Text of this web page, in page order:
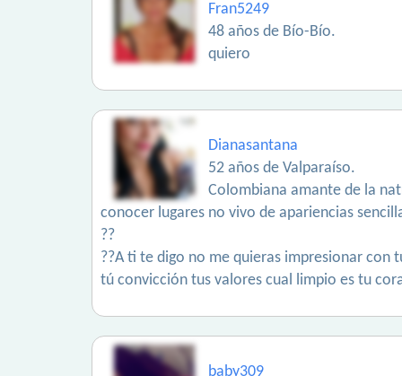
Fran5249
48 años de Bío-Bío.
quiero
Dianasantana
52 años de Valparaíso.
Colombiana amante de la
conocer lugares no vivo de apariencias
??
??A ti te digo no me quieras impresionar con
tú convicción tus valores cual limpio es tu
baby309